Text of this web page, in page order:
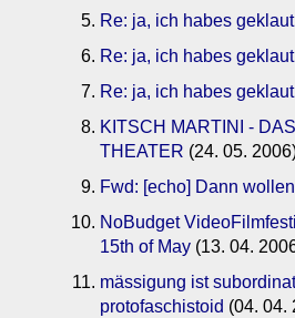
Re: ja, ich habes
Re: ja, ich habes
Re: ja, ich habes
KITSCH MARTINI -
THEATER (24. 05.
Fwd: [echo] Dann
NoBudget
15th of May (13. 04.
mässigung ist
protofaschistoid (04. 04.